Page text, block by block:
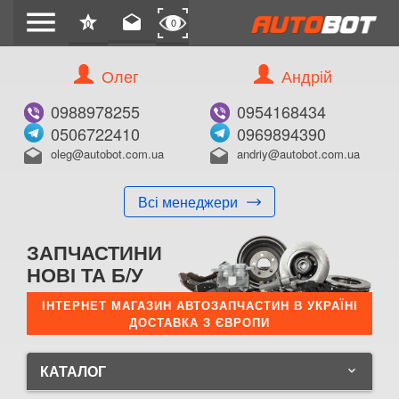
menu star
0 drafts 0
Олег
0988978255
0506722410
drafts oleg@autobot.com.ua
Всі менеджери
Андрій
0954168434
0969894390
drafts andriy@autobot.com.ua
ЗАПЧАСТИНИ
НОВІ ТА Б/У
ІНТЕРНЕТ МАГАЗИН АВТОЗАПЧАСТИН В УКРАЇНІ
ДОСТАВКА З ЄВРОПИ
КАТАЛОГ keyboard_arrow_down